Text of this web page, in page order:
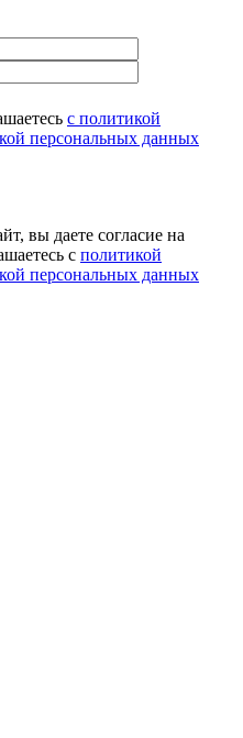
с политикой
персональных данных
вы даете согласие на
с политикой
персональных данных